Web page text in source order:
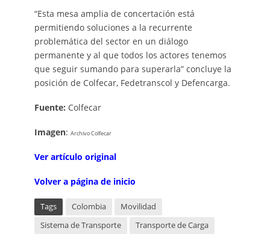
“Esta mesa amplia de concertación está
permitiendo soluciones a la recurrente
problemática del sector en un diálogo
permanente y al que todos los actores tenemos
que seguir sumando para superarla” concluye la
posición de Colfecar, Fedetranscol y Defencarga.
Fuente: Colfecar
Imagen: Archivo Colfecar
Ver artículo original
Volver a página de inicio
Tags Colombia
Movilidad
Sistema de Transporte
Transporte de Carga